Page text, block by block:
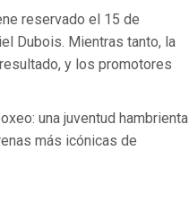
reservado el 15 de
Dubois. Mientras tanto, la
y los promotores
una juventud hambrienta
más icónicas de